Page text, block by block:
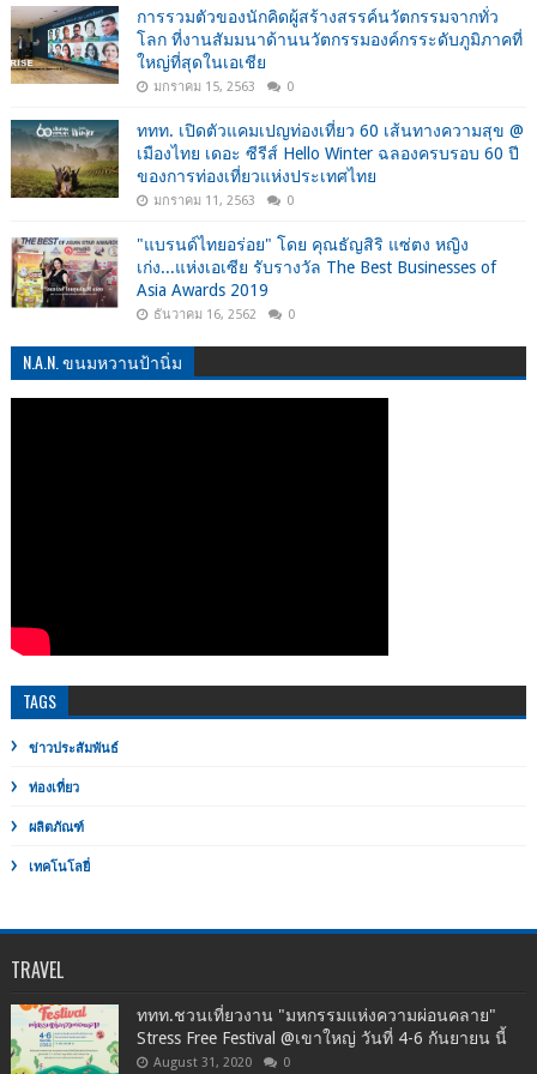
การรวมตัวของนักคิดผู้สร้างสรรค์นวัตกรรมจากทั่ว
โลก ที่งานสัมมนาด้านนวัตกรรมองค์กรระดับภูมิภาคที่
ใหญ่ที่สุดในเอเชีย
มกราคม 15, 2563 0
ททท. เปิดตัวแคมเปญท่องเที่ยว 60 เส้นทางความสุข @
เมืองไทย เดอะ ซีรีส์ Hello Winter ฉลองครบรอบ 60 ปี
ของการท่องเที่ยวแห่งประเทศไทย
มกราคม 11, 2563 0
"แบรนด์ไทยอร่อย" โดย คุณธัญสิริ แซ่ตง หญิง
เก่ง...แห่งเอเซีย รับรางวัล The Best Businesses of
Asia Awards 2019
ธันวาคม 16, 2562 0
N.A.N. ขนมหวานป้านิ่ม
TAGS
ข่าวประสัมพันธ์
ท่องเที่ยว
ผลิตภัณฑ์
เทคโนโลยี่
TRAVEL
ททท.ชวนเที่ยวงาน "มหกรรมแห่งความผ่อนคลาย"
Stress Free Festival @เขาใหญ่ วันที่ 4-6 กันยายน นี้
August 31, 2020 0